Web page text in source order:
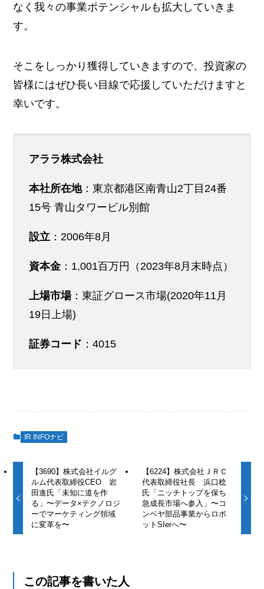
なく我々の事業ポテンシャルも拡大していきま
す。
そこをしっかり獲得していきますので、投資家の
皆様にはぜひ長い目線で応援していただけますと
幸いです。
アララ株式会社
本社所在地：東京都港区南青山2丁目24番
15号 青山タワービル別館
設立 ：2006年8月
資本金 ：1,001百万円（2023年8月末時点）
上場市場：東証グロース市場(2020年11月
19日上場)
証券コード ：4015
IR INFOナビ
【3690】株式会社イルグ
ルム代表取締役CEO 岩
田進氏「未知に道を作
る」〜データ×テクノロジ
ーでマーケティング領域
に変革を〜
【6224】株式会社ＪＲＣ
代表取締役社長 浜口稔
氏「ニッチトップを保ち
急成長市場へ参入」〜コ
ンベヤ部品事業からロボ
ットSIerへ〜
この記事を書いた人